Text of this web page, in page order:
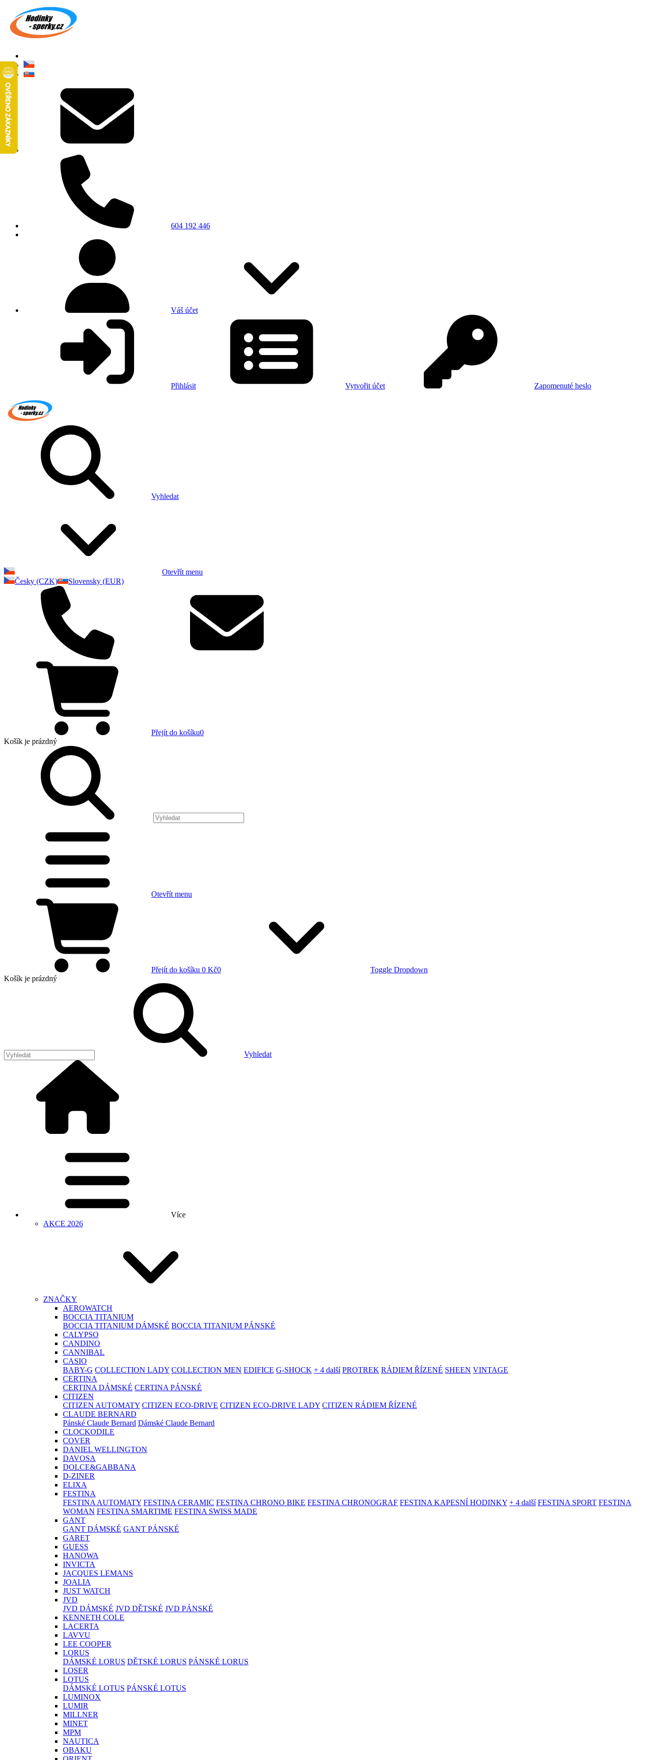
604 192 446
Váš účet
Přihlásit Vytvořit účet Zapomenuté heslo
Vyhledat
Otevřít menu
Česky (CZK)
Slovensky (EUR)
Přejít do košíku0
Košík je prázdný
Otevřít menu
Přejít do košíku 0 Kč0
Toggle Dropdown
Košík je prázdný
Vyhledat
Více
AKCE 2026
ZNAČKY
AEROWATCH
BOCCIA TITANIUM
BOCCIA TITANIUM DÁMSKÉ BOCCIA TITANIUM PÁNSKÉ
CALYPSO
CANDINO
CANNIBAL
CASIO
BABY-G COLLECTION LADY COLLECTION MEN EDIFICE G-SHOCK + 4 další PROTREK RÁDIEM ŘÍZENÉ SHEEN VINTAGE
CERTINA
CERTINA DÁMSKÉ CERTINA PÁNSKÉ
CITIZEN
CITIZEN AUTOMATY CITIZEN ECO-DRIVE CITIZEN ECO-DRIVE LADY CITIZEN RÁDIEM ŘÍZENÉ
CLAUDE BERNARD
Pánské Claude Bernard Dámské Claude Bernard
CLOCKODILE
COVER
DANIEL WELLINGTON
DAVOSA
DOLCE&GABBANA
D-ZINER
ELIXA
FESTINA
FESTINA AUTOMATY FESTINA CERAMIC FESTINA CHRONO BIKE FESTINA CHRONOGRAF FESTINA KAPESNÍ HODINKY + 4 další FESTINA SPORT FESTINA
WOMAN FESTINA SMARTIME FESTINA SWISS MADE
GANT
GANT DÁMSKÉ GANT PÁNSKÉ
GARET
GUESS
HANOWA
INVICTA
JACQUES LEMANS
JOALIA
JUST WATCH
JVD
JVD DÁMSKÉ JVD DĚTSKÉ JVD PÁNSKÉ
KENNETH COLE
LACERTA
LAVVU
LEE COOPER
LORUS
DÁMSKÉ LORUS DĚTSKÉ LORUS PÁNSKÉ LORUS
LOSER
LOTUS
DÁMSKÉ LOTUS PÁNSKÉ LOTUS
LUMINOX
LUMIR
MILLNER
MINET
MPM
NAUTICA
OBAKU